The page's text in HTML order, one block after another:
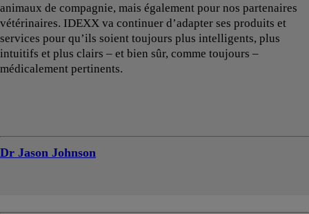
animaux de compagnie, mais également pour nos partenaires
vétérinaires. IDEXX va continuer d’adapter ses produits et
services pour qu’ils soient toujours plus intelligents, plus
intuitifs et plus clairs – et bien sûr, comme toujours –
médicalement pertinents.
Dr Jason Johnson